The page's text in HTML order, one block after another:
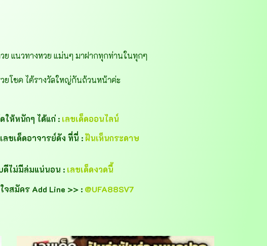
ย แนวทางหวย แม่นๆ มาฝากทุกท่านในทุกๆ
ยโชค ได้รางวัลใหญ่กันถ้วนหน้าค่ะ
ให้หนักๆ ได้แก่ : เลขเด็ดออนไลน์
ขเด็ดอาจารย์ดัง ที่นี่ :ฝันเห็นกระดาษ
ดีไม่มีล่มแน่นอน : เลขเด็ดงวดนี้
สมัคร Add Line >> : @UFA88SV7